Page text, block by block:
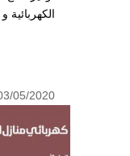
الكهربائية
05/2020 |